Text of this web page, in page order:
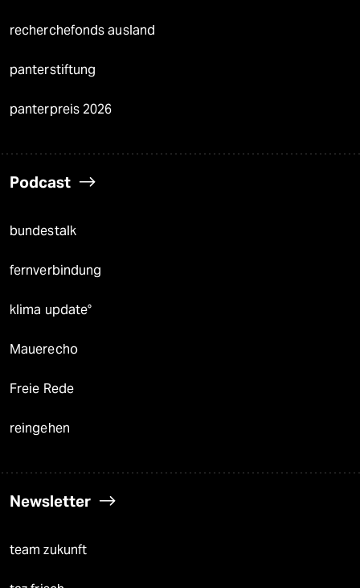
recherchefonds ausland
panterstiftung
panterpreis 2026
Podcast
bundestalk
fernverbindung
klima update°
Mauerecho
Freie Rede
reingehen
Newsletter
team zukunft